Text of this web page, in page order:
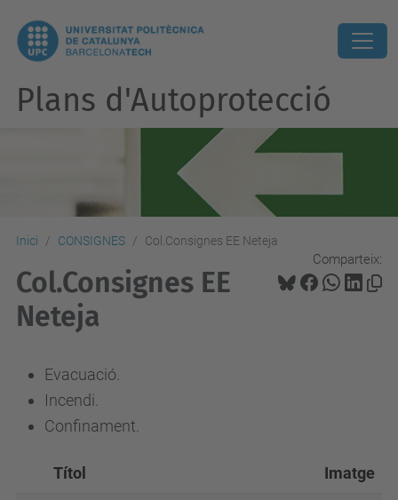
Plans d'Autoprotecció
Inici CONSIGNES Col.Consignes EE Neteja
Comparteix:
Col.Consignes EE
Neteja
Evacuació.
Incendi.
Confinament.
Títol Imatge